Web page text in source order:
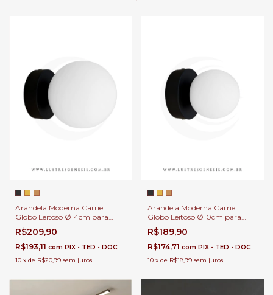
Arandela Moderna Carrie
Globo Leitoso Ø14cm para
Cabeceira de Cama e Lavabos
R$209,90
R$193,11 com PIX • TED • DOC
10 x de R$20,99 sem juros
Arandela Moderna Carrie
Globo Leitoso Ø10cm para
Cabeceira de Cama e Lavabos
R$189,90
R$174,71 com PIX • TED • DOC
10 x de R$18,99 sem juros